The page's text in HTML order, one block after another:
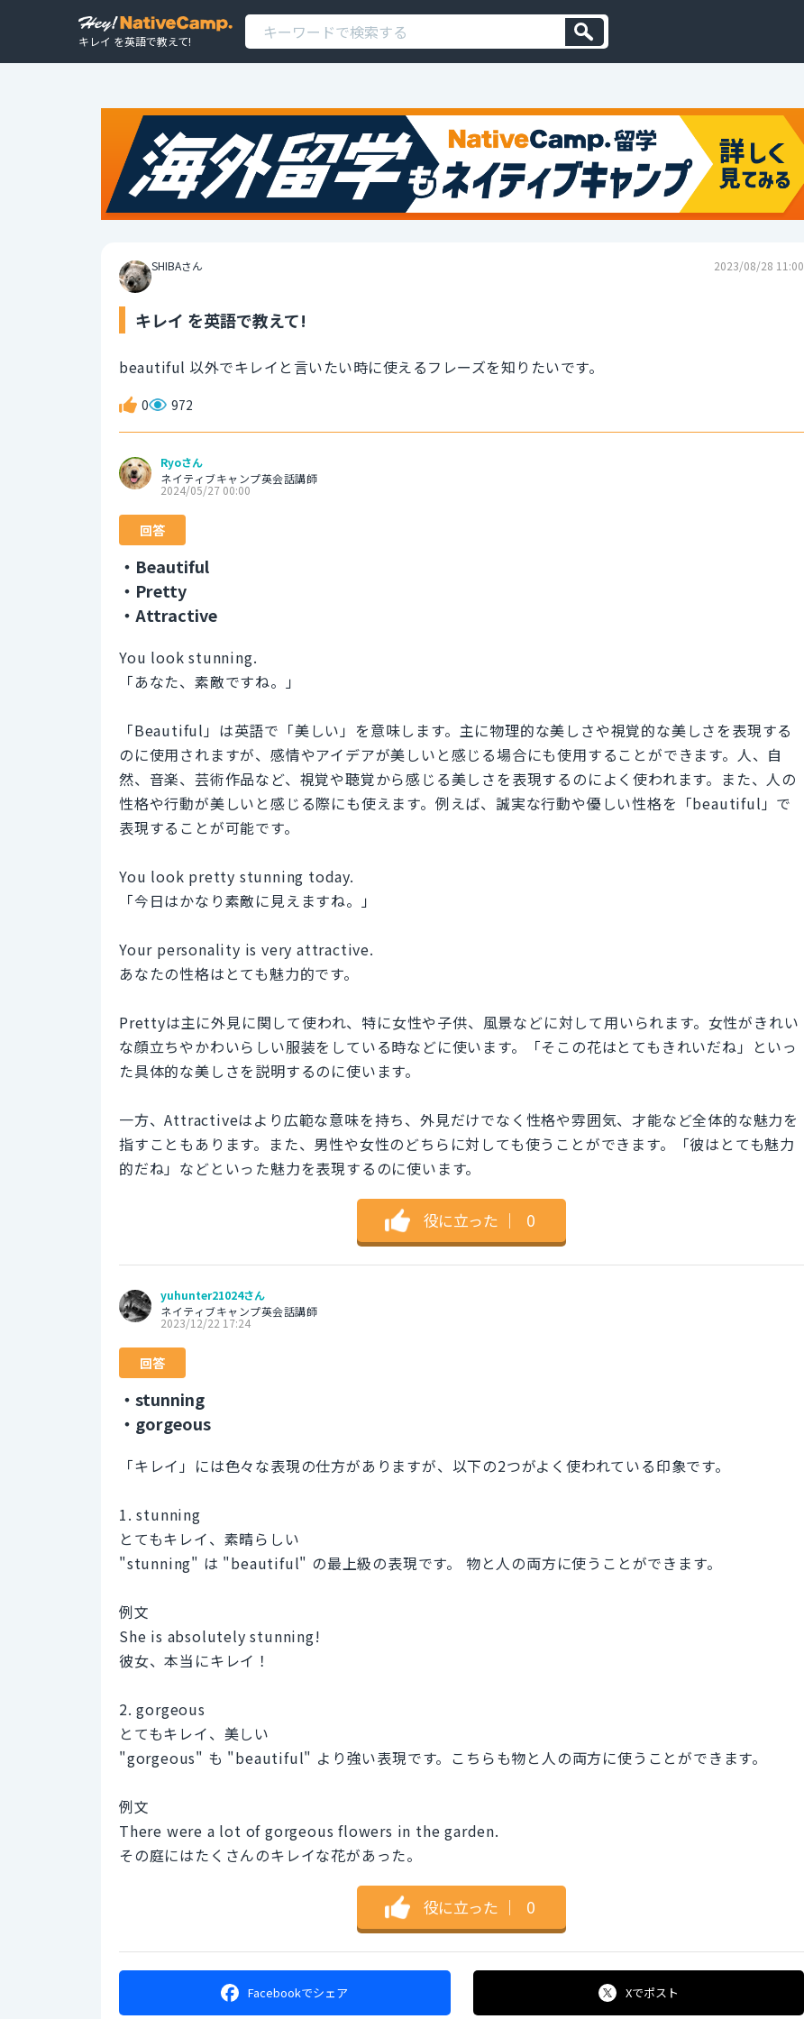
キレイ を英語で教えて!
SHIBAさん 2023/08/28 11:00
キレイ を英語で教えて!
beautiful 以外でキレイと言いたい時に使えるフレーズを知りたいです。
0 972
Ryoさん
ネイティブキャンプ英会話講師
2024/05/27 00:00
回答
・Beautiful
・Pretty
・Attractive
You look stunning.
「あなた、素敵ですね。」
「Beautiful」は英語で「美しい」を意味します。主に物理的な美しさや視覚的な美しさを表現する
のに使用されますが、感情やアイデアが美しいと感じる場合にも使用することができます。人、自
然、音楽、芸術作品など、視覚や聴覚から感じる美しさを表現するのによく使われます。また、人の
性格や行動が美しいと感じる際にも使えます。例えば、誠実な行動や優しい性格を「beautiful」で
表現することが可能です。
You look pretty stunning today.
「今日はかなり素敵に見えますね。」
Your personality is very attractive.
あなたの性格はとても魅力的です。
Prettyは主に外見に関して使われ、特に女性や子供、風景などに対して用いられます。女性がきれい
な顔立ちやかわいらしい服装をしている時などに使います。「そこの花はとてもきれいだね」といっ
た具体的な美しさを説明するのに使います。
一方、Attractiveはより広範な意味を持ち、外見だけでなく性格や雰囲気、才能など全体的な魅力を
指すこともあります。また、男性や女性のどちらに対しても使うことができます。「彼はとても魅力
的だね」などといった魅力を表現するのに使います。
役に立った ｜ 0
yuhunter21024さん
ネイティブキャンプ英会話講師
2023/12/22 17:24
回答
・stunning
・gorgeous
「キレイ」には色々な表現の仕方がありますが、以下の2つがよく使われている印象です。
1. stunning
とてもキレイ、素晴らしい
"stunning" は "beautiful" の最上級の表現です。 物と人の両方に使うことができます。
例文
She is absolutely stunning!
彼女、本当にキレイ！
2. gorgeous
とてもキレイ、美しい
"gorgeous" も "beautiful" より強い表現です。こちらも物と人の両方に使うことができます。
例文
There were a lot of gorgeous flowers in the garden.
その庭にはたくさんのキレイな花があった。
役に立った ｜ 0
Facebookでシェア Xでポスト